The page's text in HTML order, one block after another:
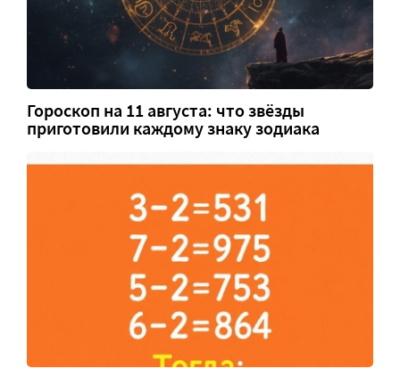
Гороскоп на 11 августа: что звёзды
приготовили каждому знаку зодиака